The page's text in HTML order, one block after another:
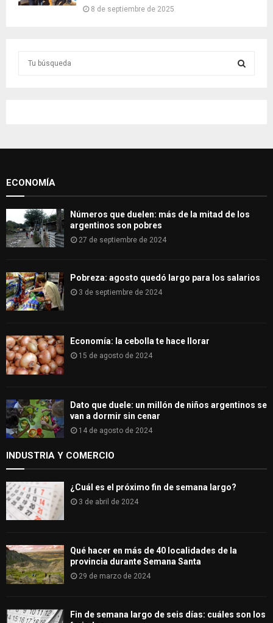
8 de septiembre de 2025
o
H
ECONOMÍA
Números que duelen: más de la mitad de los
argentinos son pobres
27 de septiembre de 2024
Pobreza: agosto quedó largo para los salarios
3 de septiembre de 2024
Economía: la cebolla te hace llorar
15 de agosto de 2024
Dato que duele: un millón de niños argentinos se
van a dormir sin cenar
14 de agosto de 2024
INDUSTRIA Y COMERCIO
¿Cuál es el próximo fin de semana largo?
3 de abril de 2024
Qué hacer en más de 40 localidades de la
provincia durante Semana Santa
29 de marzo de 2024
Fin de semana largo de seis días: cuáles son los